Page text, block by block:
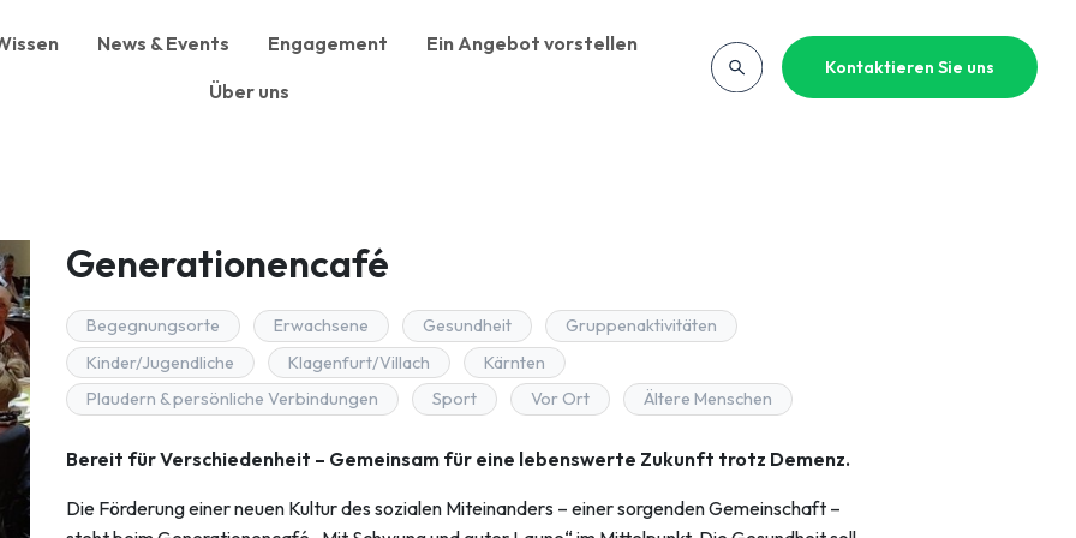
News & Events Engagement
Ein Angebot vorstellen
Über uns
Kontaktieren Sie uns
Generationencafé
Begegnungsorte Erwachsene Gesundheit
Gruppenaktivitäten
Kinder/Jugendliche
Klagenfurt/Villach
Kärnten
Plaudern & persönliche Verbindungen
Sport Vor Ort Ältere Menschen
Bereit für Verschiedenheit – Gemeinsam für eine lebenswerte Zukunft trotz Demenz.
Die Förderung einer neuen Kultur des sozialen Miteinanders – einer sorgenden Gemeinschaft –